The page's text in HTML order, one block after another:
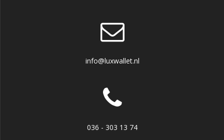
info@luxwallet.nl
036 - 303 13 74